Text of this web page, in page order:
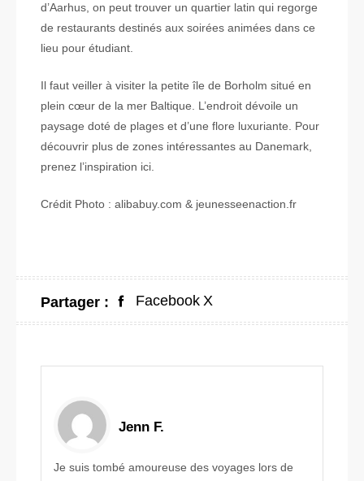
d’Aarhus, on peut trouver un quartier latin qui regorge
de restaurants destinés aux soirées animées dans ce
lieu pour étudiant.
Il faut veiller à visiter la petite île de Borholm situé en
plein cœur de la mer Baltique. L’endroit dévoile un
paysage doté de plages et d’une flore luxuriante. Pour
découvrir plus de zones intéressantes au Danemark,
prenez l’inspiration ici.
Crédit Photo : alibabuy.com & jeunesseenaction.fr
Partager : Facebook X
Jenn F.
Je suis tombé amoureuse des voyages lors de